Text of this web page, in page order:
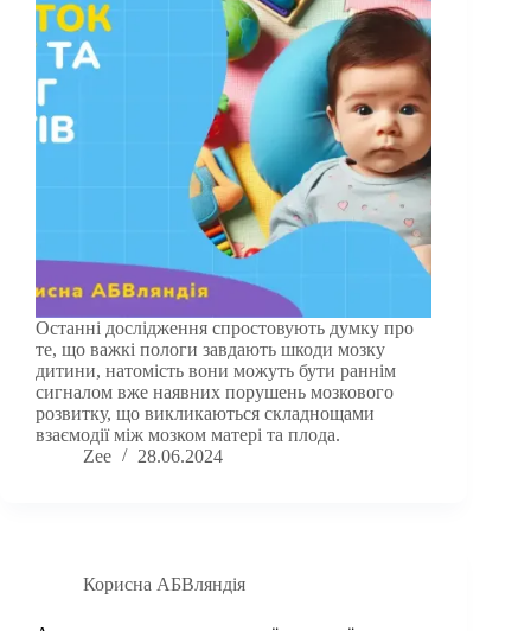
Останні дослідження спростовують думку про
те, що важкі пологи завдають шкоди мозку
дитини, натомість вони можуть бути раннім
сигналом вже наявних порушень мозкового
розвитку, що викликаються складнощами
взаємодії між мозком матері та плода.
Zee
28.06.2024
Корисна АБВляндія